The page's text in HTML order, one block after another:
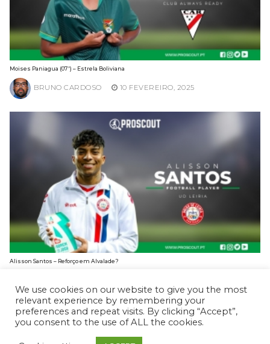
Moises Paniagua (07′) – Estrela Boliviana
BRUNO CARDOSO 10 FEVEREIRO, 2025
Alisson Santos – Reforço em Alvalade?
We use cookies on our website to give you the most
relevant experience by remembering your
preferences and repeat visits. By clicking “Accept”,
you consent to the use of ALL the cookies.